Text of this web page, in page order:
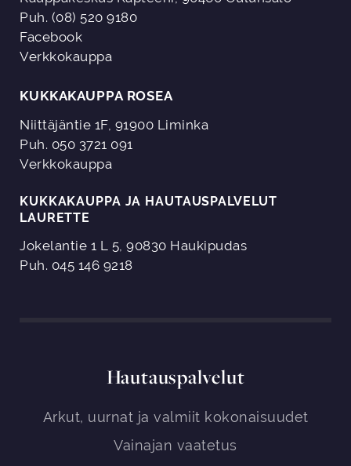
Puh. (08) 520 9180
Facebook
Verkkokauppa
KUKKAKAUPPA ROSEA
Niittäjäntie 1F, 91900 Liminka
Puh. 050 3721 091
Verkkokauppa
KUKKAKAUPPA JA HAUTAUSPALVELUT
LAURETTE
Jokelantie 1 L 5, 90830 Haukipudas
Puh. 045 146 9218
Hautauspalvelut
Arkut, uurnat ja valmiit kokonaisuudet
Vainajan vaatetus